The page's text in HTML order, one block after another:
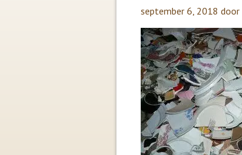
september 6, 2018 door